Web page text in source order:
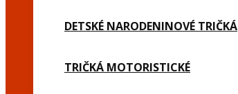
DETSKÉ NARODENINOVÉ TRIČKÁ
TRIČKÁ MOTORISTICKÉ